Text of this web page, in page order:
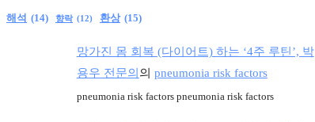
해석 (14) 향락 (12) 환상 (15)
망가진 몸 회복 (다이어트) 하는 ‘4주 루틴’, 박
용우 전문의 의 pneumonia risk factors
pneumonia risk factors pneumonia risk factors